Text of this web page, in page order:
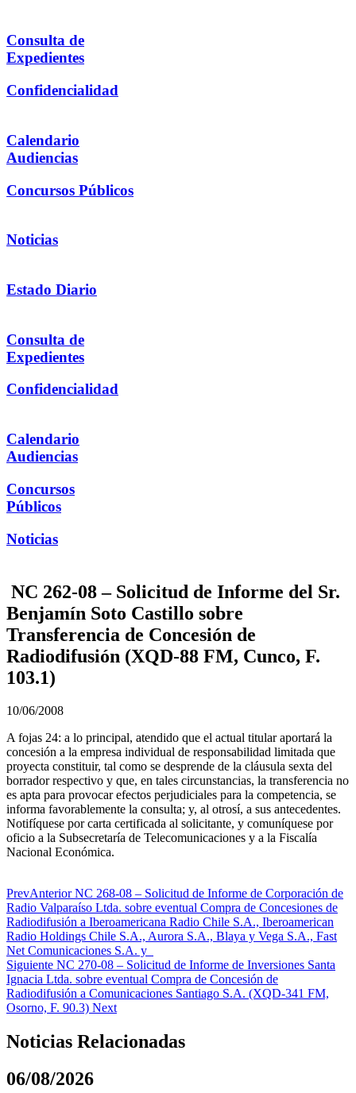
Consulta de
Expedientes
Confidencialidad
Calendario
Audiencias
Concursos Públicos
Noticias
Estado Diario
Consulta de
Expedientes
Confidencialidad
Calendario
Audiencias
Concursos
Públicos
Noticias
NC 262-08 – Solicitud de Informe del Sr.
Benjamín Soto Castillo sobre
Transferencia de Concesión de
Radiodifusión (XQD-88 FM, Cunco, F.
103.1)
10/06/2008
A fojas 24: a lo principal, atendido que el actual titular aportará la
concesión a la empresa individual de responsabilidad limitada que
proyecta constituir, tal como se desprende de la cláusula sexta del
borrador respectivo y que, en tales circunstancias, la transferencia no
es apta para provocar efectos perjudiciales para la competencia, se
informa favorablemente la consulta; y, al otrosí, a sus antecedentes.
Notifíquese por carta certificada al solicitante, y comuníquese por
oficio a la Subsecretaría de Telecomunicaciones y a la Fiscalía
Nacional Económica.
PrevAnteriorNC 268-08 – Solicitud de Informe de Corporación de
Radio Valparaíso Ltda. sobre eventual Compra de Concesiones de
Radiodifusión a Iberoamericana Radio Chile S.A., Iberoamerican
Radio Holdings Chile S.A., Aurora S.A., Blaya y Vega S.A., Fast
Net Comunicaciones S.A. y
Siguiente NC 270-08 – Solicitud de Informe de Inversiones Santa
Ignacia Ltda. sobre eventual Compra de Concesión de
Radiodifusión a Comunicaciones Santiago S.A. (XQD-341 FM,
Osorno, F. 90.3) Next
Noticias Relacionadas
06/08/2026